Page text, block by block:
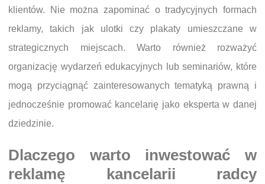
klientów. Nie można zapominać o tradycyjnych formach
reklamy, takich jak ulotki czy plakaty umieszczane w
strategicznych miejscach. Warto również rozważyć
organizację wydarzeń edukacyjnych lub seminariów, które
mogą przyciągnąć zainteresowanych tematyką prawną i
jednocześnie promować kancelarię jako eksperta w danej
dziedzinie.
Dlaczego warto inwestować w
reklamę kancelarii radcy